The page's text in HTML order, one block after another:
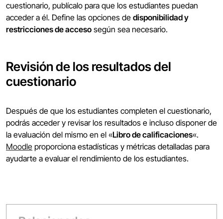
cuestionario, publícalo para que los estudiantes puedan
acceder a él. Define las opciones de disponibilidad y
restricciones de acceso según sea necesario.
Revisión de los resultados del
cuestionario
Después de que los estudiantes completen el cuestionario,
podrás acceder y revisar los resultados e incluso disponer de
la evaluación del mismo en el «Libro de calificaciones«.
Moodle proporciona estadísticas y métricas detalladas para
ayudarte a evaluar el rendimiento de los estudiantes.